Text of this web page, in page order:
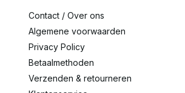
Contact / Over ons
Algemene voorwaarden
Privacy Policy
Betaalmethoden
Verzenden & retourneren